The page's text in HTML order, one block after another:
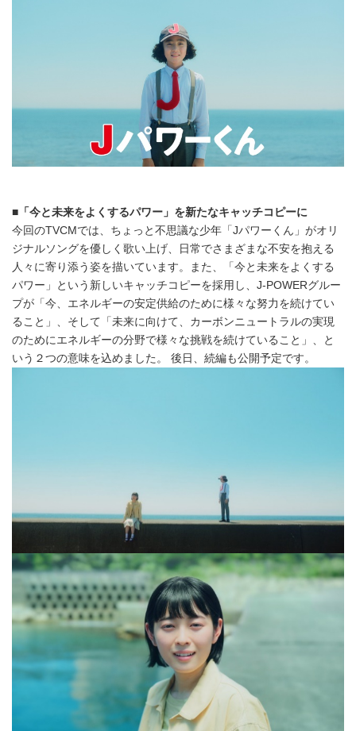
■ 「今と未来をよくするパワー」を新たなキャッチコピーに
今回のTVCMでは、ちょっと不思議な少年「Jパワーくん」がオリ
ジナルソングを優しく歌い上げ、日常でさまざまな不安を抱える
人々に寄り添う姿を描いています。また、「今と未来をよくする
パワー」という新しいキャッチコピーを採用し、J-POWERグルー
プが「今、エネルギーの安定供給のために様々な努力を続けてい
ること」、そして「未来に向けて、カーボンニュートラルの実現
のためにエネルギーの分野で様々な挑戦を続けていること」、と
いう２つの意味を込めました。 後日、続編も公開予定です。